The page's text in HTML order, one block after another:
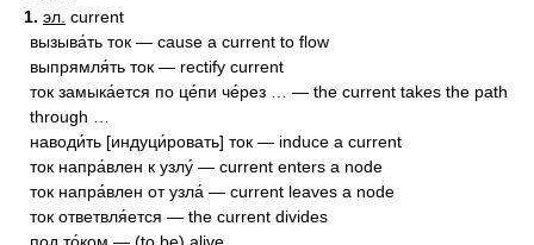
1. эл. current
вызыва́ть ток — cause a current to flow
выпрямля́ть ток — rectify current
ток замыка́ется по це́пи че́рез … — the current takes the path
through …
наводи́ть [индуци́ровать] ток — induce a current
ток напра́влен к узлу́ — current enters a node
ток напра́влен от узла́ — current leaves a node
ток ответвля́ется — the current divides